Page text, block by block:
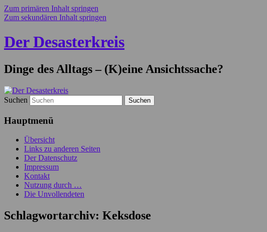
Zum primären Inhalt springen
Zum sekundären Inhalt springen
Der Desasterkreis
Dinge des Alltags – (K)eine Ansichtssache?
Suchen
Hauptmenü
Übersicht
Links zu anderen Seiten
Der Datenschutz
Impressum
Kontakt
Nutzung durch …
Die Unvollendeten
Schlagwortarchiv: Keksdose